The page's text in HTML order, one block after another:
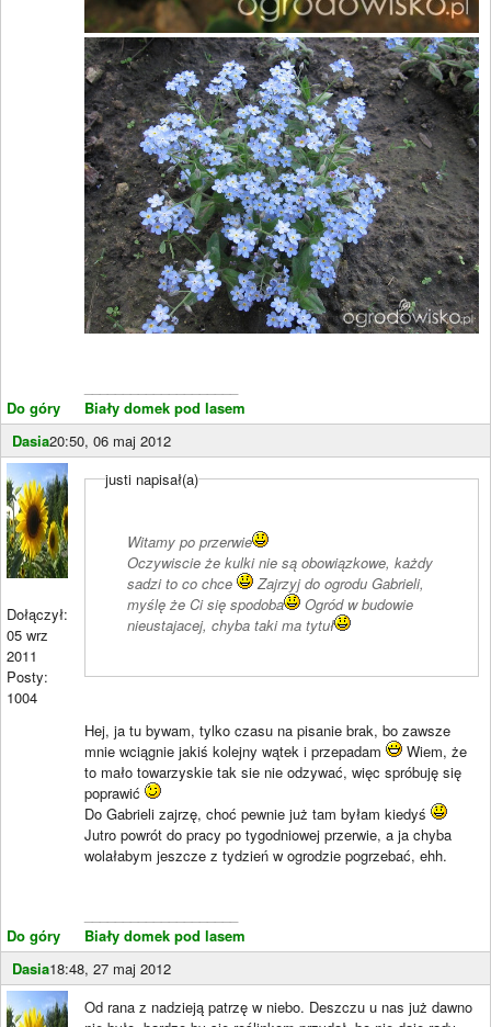
Do góry
Biały domek pod lasem
Dasia20:50, 06 maj 2012
Dołączył:
05 wrz
2011
Posty:
1004
Do góry
justi napisał(a)
Witamy po przerwie
Oczywiscie że kulki nie są obowiązkowe, każdy
sadzi to co chce
Zajrzyj do ogrodu Gabrieli,
myślę że Ci się spodoba
Ogród w budowie
nieustajacej, chyba taki ma tytuł
Hej, ja tu bywam, tylko czasu na pisanie brak, bo zawsze
mnie wciągnie jakiś kolejny wątek i przepadam
Wiem, że
to mało towarzyskie tak sie nie odzywać, więc spróbuję się
poprawić
Do Gabrieli zajrzę, choć pewnie już tam byłam kiedyś
Jutro powrót do pracy po tygodniowej przerwie, a ja chyba
wolałabym jeszcze z tydzień w ogrodzie pogrzebać, ehh.
Biały domek pod lasem
Dasia18:48, 27 maj 2012
Od rana z nadzieją patrzę w niebo. Deszczu u nas już dawno